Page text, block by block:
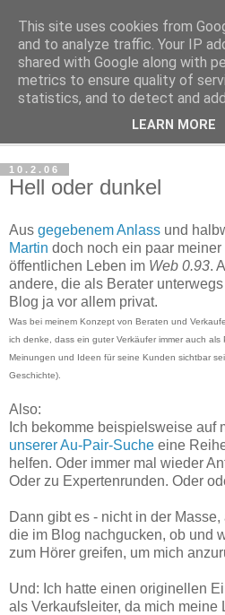
Haltungsturnen
Niveau sieht nur von unten aus
10.2.06
Hell oder dunkel
Aus gegebenem Anlass und
Martin doch noch ein paar
öffentlichen Leben im Web 0.93.
andere, die als Berater
Blog ja vor allem privat.
Was bei meinem Konzept von Beraten und
ich denke, dass ein guter Verkäufer immer auch als
Meinungen und Ideen für seine Kunden sichtbar
Geschichte).
Also:
Ich bekomme beispielsweise auf
unserer Au-Pair-Suche eine
helfen. Oder immer mal wieder
Oder zu Expertenrunden. Oder
Dann gibt es - nicht in der
die im Blog nachgucken, ob und
zum Hörer greifen, um mich
Und: Ich hatte einen originellen
als Verkaufsleiter, da mich meine
This site uses cookies from
and to analyze traffic. Your IP
shared with Google along with
metrics to ensure quality of
statistics, and to detect and
LEARN MORE